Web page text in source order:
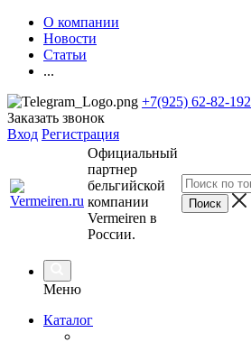
О компании
Новости
Статьи
...
+7(925) 62-82-192
Заказать звонок
Вход Регистрация
Официальный
партнер
бельгийской
компании
Vermeiren в
России.
Меню
Каталог